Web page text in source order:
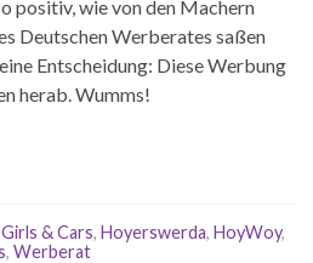
positiv, wie von den Machern
Deutschen Werberates saßen
Entscheidung: Diese Werbung
herab. Wumms!
Girls & Cars, Hoyerswerda, HoyWoy,
, Werberat